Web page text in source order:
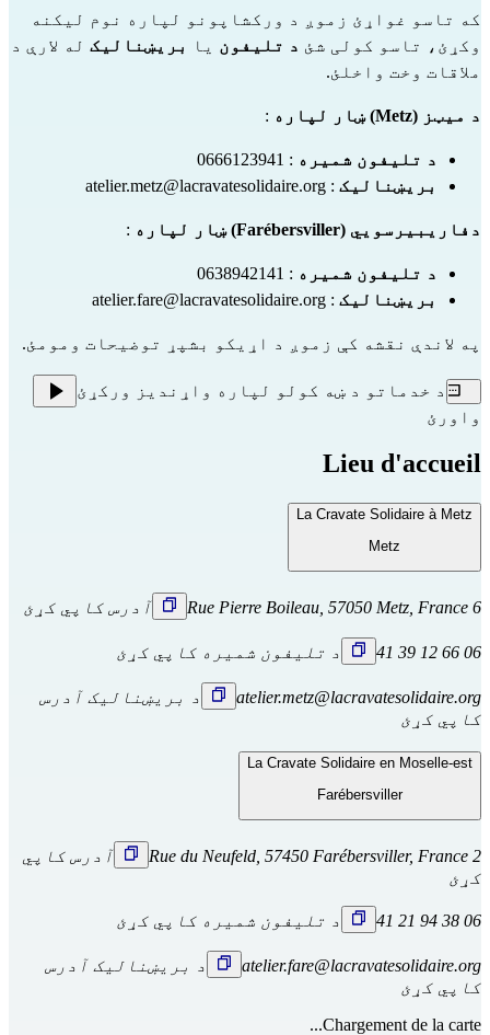
که تاسو غواړئ زموږ د ورکشاپونو لپاره نوم لیکنه
وکړئ، تاسو کولی شئ د تلیفون یا بریښنالیک له لارې د
ملاقات وخت واخلئ.
د میټز (Metz) ښار لپاره :
د تلیفون شمیره : 0666123941
بریښنالیک :
atelier.metz@lacravatesolidaire.org
دفاریبیرسويي (Farébersviller) ښار لپاره :
د تلیفون شمیره : 0638942141
بریښنالیک :
atelier.fare@lacravatesolidaire.org
په لاندې نقشه کې زموږ د اړیکو بشپړ توضیحات ومومئ.
د خدماتو د ښه کولو لپاره واړندیز ورکړئ
واورئ
Lieu d'accueil
La Cravate Solidaire à Metz
Metz
6 Rue Pierre Boileau, 57050 Metz, France آدرس کاپي کړئ
06 66 12 39 41 د تلیفون شمیره کاپي کړئ
atelier.metz@lacravatesolidaire.org
د بریښنالیک آدرس
کاپي کړئ
La Cravate Solidaire en Moselle-est
Farébersviller
2 Rue du Neufeld, 57450 Farébersviller, France
آدرس کاپي
کړئ
06 38 94 21 41 د تلیفون شمیره کاپي کړئ
atelier.fare@lacravatesolidaire.org
د بریښنالیک آدرس
کاپي کړئ
Chargement de la carte...